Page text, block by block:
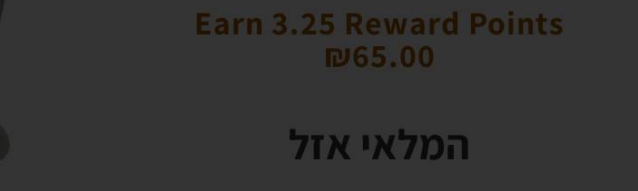
Earn 3.25 Reward Points
₪65.00
המלאי אזל